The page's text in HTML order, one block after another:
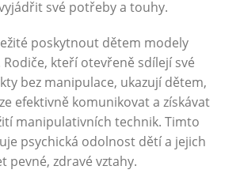
své potřeby a touhy.
poskytnout dětem modely
kteří otevřeně sdílejí své
bez manipulace, ukazují dětem,
efektivně komunikovat a získávat
manipulativních technik. Timto
psychická odolnost dětí a jejich
pevné, zdravé vztahy.